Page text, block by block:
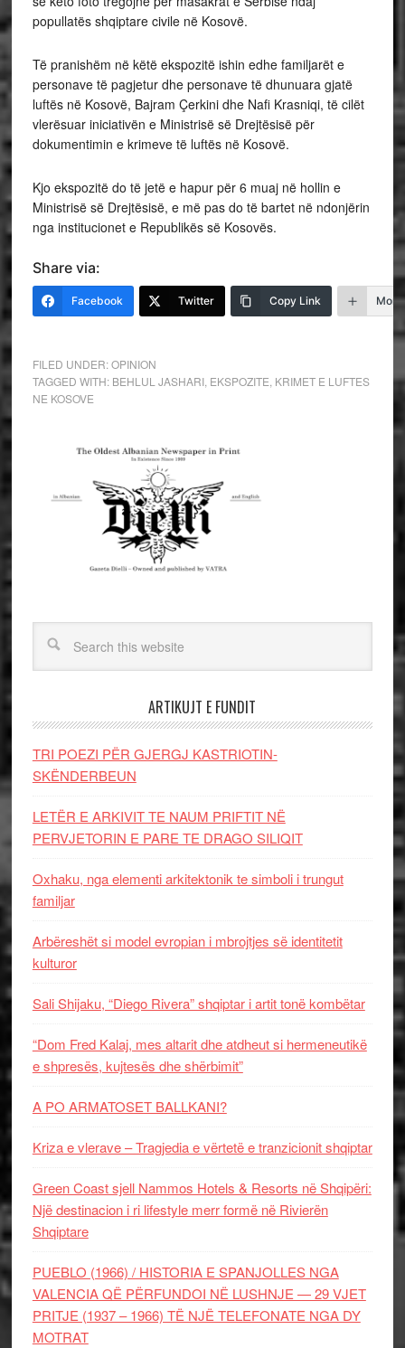
popullatës shqiptare civile në Kosovë.
Të pranishëm në këtë ekspozitë ishin edhe familjarët e
personave të pagjetur dhe personave të dhunuara gjatë
luftës në Kosovë, Bajram Çerkini dhe Nafi Krasniqi, të cilët
vlerësuar iniciativën e Ministrisë së Drejtësisë për
dokumentimin e krimeve të luftës në Kosovë.
Kjo ekspozitë do të jetë e hapur për 6 muaj në hollin e
Ministrisë së Drejtësisë, e më pas do të bartet në ndonjërin
nga institucionet e Republikës së Kosovës.
Share via:
Facebook Twitter Copy Link More
FILED UNDER:OPINION
TAGGED WITH: BEHLUL JASHARI, EKSPOZITE KRIMET E LUFTES
NE KOSOVE
ARTIKUJT E FUNDIT
TRI POEZI PËR GJERGJ KASTRIOTIN-
SKËNDERBEUN
LETËR E ARKIVIT TE NAUM PRIFTIT NË
PERVJETORIN E PARE TE DRAGO SILIQIT
Oxhaku, nga elementi arkitektonik te simboli i trungut
familjar
Arbëreshët si model evropian i mbrojtjes së identitetit
kulturor
Sali Shijaku, “Diego Rivera” shqiptar i artit tonë kombëtar
“Dom Fred Kalaj, mes altarit dhe atdheut si hermeneutikë
e shpresës, kujtesës dhe shërbimit”
A PO ARMATOSET BALLKANI?
Kriza e vlerave – Tragjedia e vërtetë e tranzicionit shqiptar
Green Coast sjell Nammos Hotels & Resorts në Shqipëri:
Një destinacion i ri lifestyle merr formë në Rivierën
Shqiptare
PUEBLO (1966) / HISTORIA E SPANJOLLES NGA
VALENCIA QË PËRFUNDOI NË LUSHNJE — 29 VJET
PRITJE (1937 – 1966) TË NJË TELEFONATE NGA DY
MOTRAT